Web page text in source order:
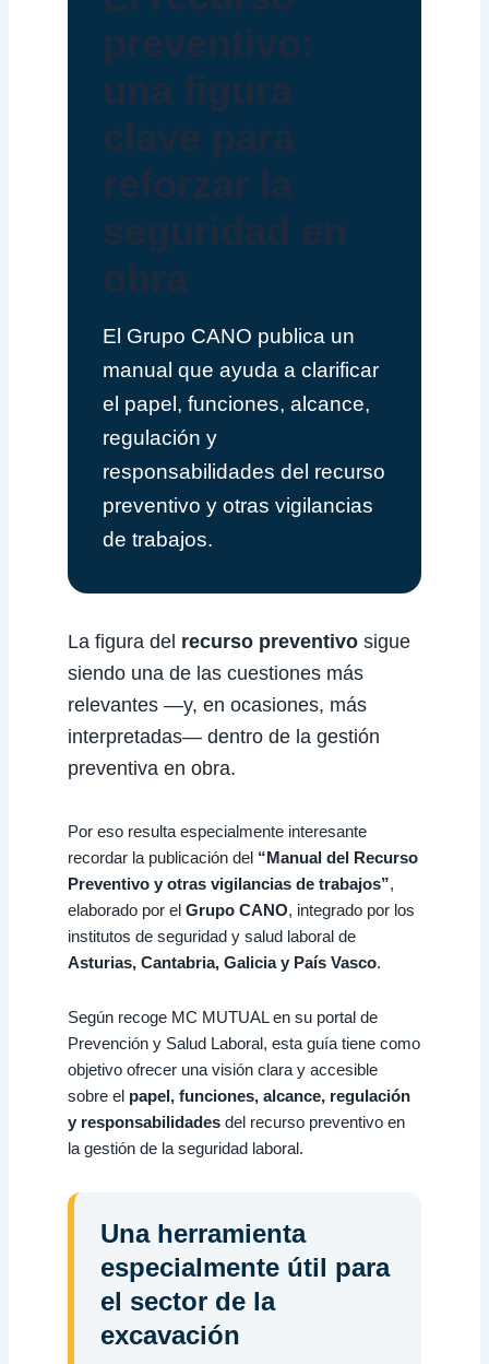
preventivo:
una figura
clave para
reforzar la
seguridad en
obra
El Grupo CANO publica un
manual que ayuda a clarificar
el papel, funciones, alcance,
regulación y
responsabilidades del recurso
preventivo y otras vigilancias
de trabajos.
La figura del recurso preventivo sigue
siendo una de las cuestiones más
relevantes —y, en ocasiones, más
interpretadas— dentro de la gestión
preventiva en obra.
Por eso resulta especialmente interesante
recordar la publicación del “Manual del Recurso
Preventivo y otras vigilancias de trabajos”,
elaborado por elGrupo CANO, integrado por los
institutos de seguridad y salud laboral de
Asturias, Cantabria, Galicia y País Vasco.
Según recoge MC MUTUAL en su portal de
Prevención y Salud Laboral, esta guía tiene como
objetivo ofrecer una visión clara y accesible
sobre el papel, funciones, alcance, regulación
y responsabilidades del recurso preventivo en
la gestión de la seguridad laboral.
Una herramienta
especialmente útil para
el sector de la
excavación